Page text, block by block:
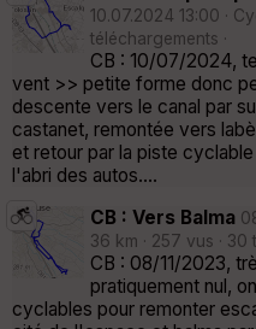
10.07.2024 13:00 ·
téléchargements ·
CB : 10/07/2024,
vent >> petite forme donc
descente vers le canal par
castanet, remontée vers
et retour par la piste
l'abri des autos....
CB : Vers Balma
36 km · 257 vus · 30
CB : 08/11/2023,
pratiquement nul,
cyclables pour remonter